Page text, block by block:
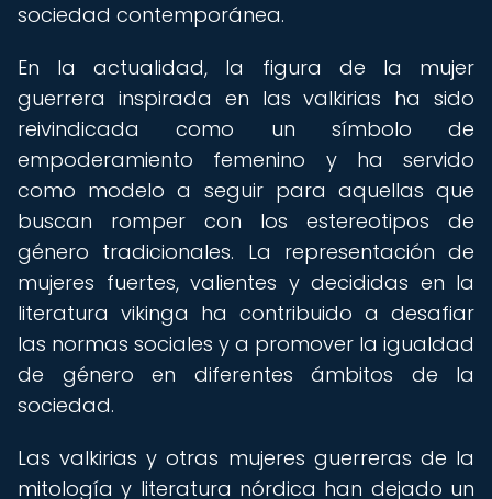
sociedad contemporánea.
En la actualidad, la figura de la mujer
guerrera inspirada en las valkirias ha sido
reivindicada como un símbolo de
empoderamiento femenino y ha servido
como modelo a seguir para aquellas que
buscan romper con los estereotipos de
género tradicionales. La representación de
mujeres fuertes, valientes y decididas en la
literatura vikinga ha contribuido a desafiar
las normas sociales y a promover la igualdad
de género en diferentes ámbitos de la
sociedad.
Las valkirias y otras mujeres guerreras de la
mitología y literatura nórdica han dejado un